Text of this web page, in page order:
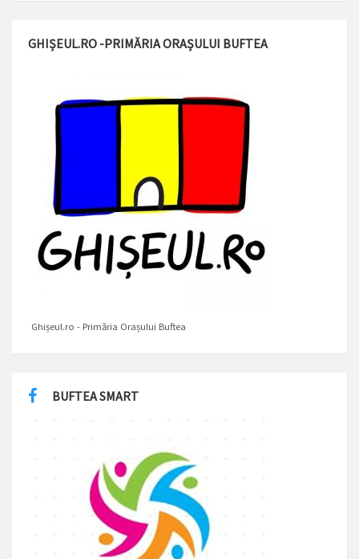
GHIȘEUL.RO -PRIMĂRIA ORAȘULUI BUFTEA
Ghișeul.ro - Primăria Orașului Buftea
BUFTEA SMART